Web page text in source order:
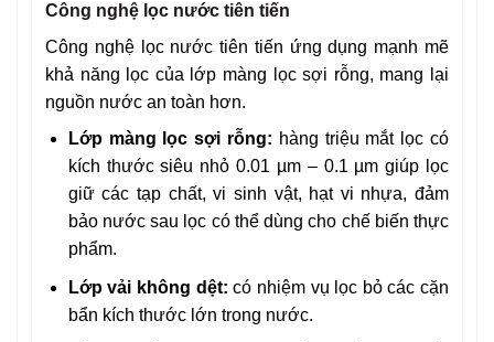
Công nghệ lọc nước tiên tiến
Công nghệ lọc nước tiên tiến ứng dụng mạnh mẽ
khả năng lọc của lớp màng lọc sợi rỗng, mang lại
nguồn nước an toàn hơn.
Lớp màng lọc sợi rỗng: hàng triệu mắt lọc có
kích thước siêu nhỏ 0.01 µm – 0.1 µm giúp lọc
giữ các tạp chất, vi sinh vật, hạt vi nhựa, đảm
bảo nước sau lọc có thể dùng cho chế biến thực
phẩm.
Lớp vải không dệt:có nhiệm vụ lọc bỏ các cặn
bẩn kích thước lớn trong nước.